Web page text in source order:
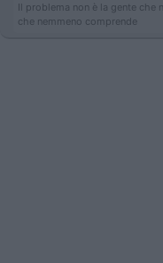
Il problema non è la gente che
che nemmeno comprende